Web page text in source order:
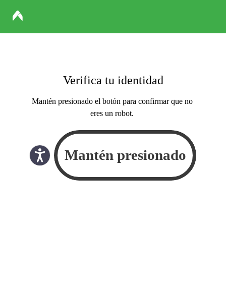
Verifica tu identidad
Mantén presionado el botón para confirmar que no
eres un robot.